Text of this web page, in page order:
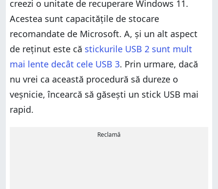
creezi o unitate de recuperare Windows 11.
Acestea sunt capacitățile de stocare
recomandate de Microsoft. A, și un alt aspect
de reținut este că stickurile USB 2 sunt mult
mai lente decât cele USB 3. Prin urmare, dacă
nu vrei ca această procedură să dureze o
veșnicie, încearcă să găsești un stick USB mai
rapid.
Reclamă